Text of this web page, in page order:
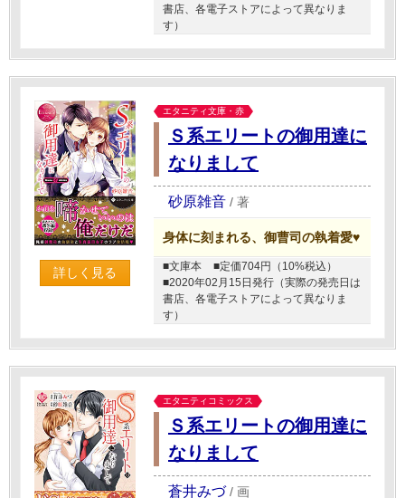
書店、各電子ストアによって異なりま
す）
詳しく見る
エタニティ文庫・赤
Ｓ系エリートの御用達に
なりまして
砂原雑音 / 著
身体に刻まれる、御曹司の執着愛♥
■文庫本
■定価704円（10%税込）
■2020年02月15日発行（実際の発売日は
書店、各電子ストアによって異なりま
す）
エタニティコミックス
Ｓ系エリートの御用達に
なりまして
蒼井みづ / 画